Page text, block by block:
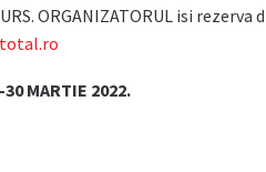
ORGANIZATORUL isi rezerva
MARTIE 2022.